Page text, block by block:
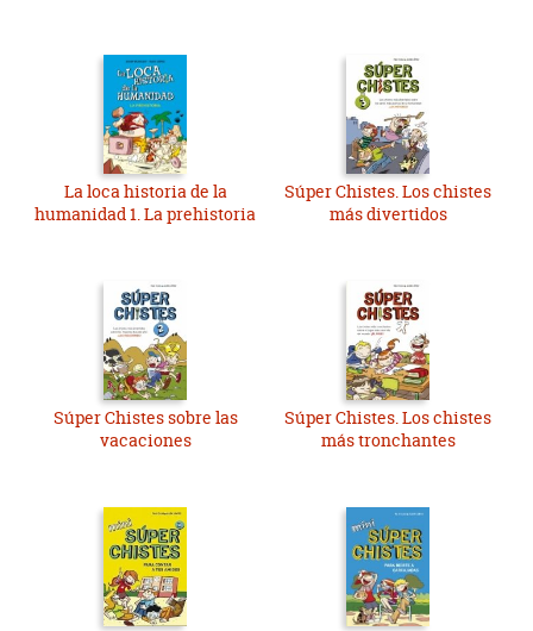
La loca historia de la
humanidad 1. La prehistoria
Súper Chistes. Los chistes
más divertidos
Súper Chistes sobre las
vacaciones
Súper Chistes. Los chistes
más tronchantes